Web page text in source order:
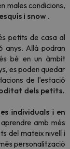
males condicions,
i snow.
petits de casa al
anys. Allà podran
bé en un àmbit
es poden quedar
de l'estació
dels petits.
individuals i en
amb més
del mateix nivell i
personalització